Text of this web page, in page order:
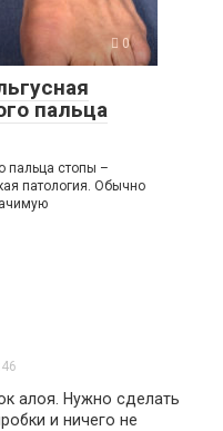
0
пальца
пальца стопы –
патология. Обычно
алоя. Нужно сделать
и ничего не